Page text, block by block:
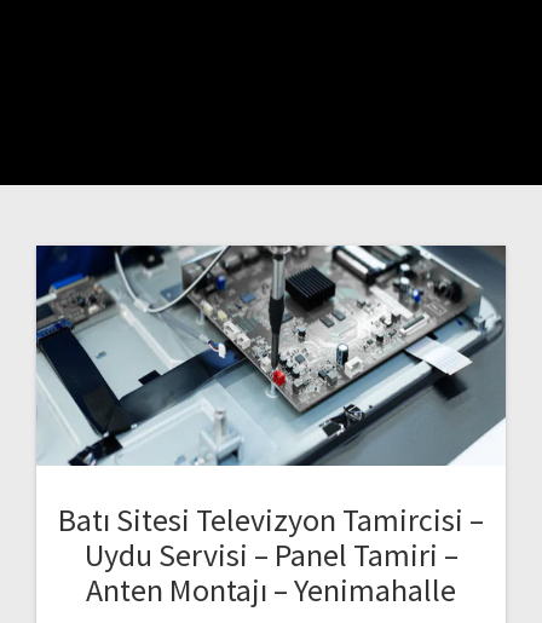
Batı Sitesi Televizyon Tamircisi –
Uydu Servisi – Panel Tamiri –
Anten Montajı – Yenimahalle